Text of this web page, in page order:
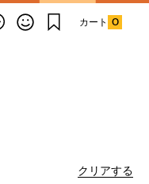
カート 0
クリアする